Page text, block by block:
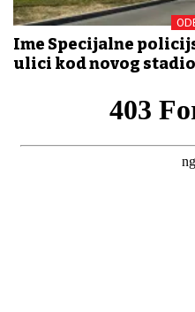
Ime Specijalne
ulici kod novog